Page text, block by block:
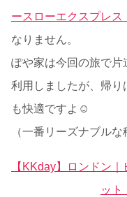
ースローエクスプレス
なりません。
ぽや家は今回の旅で片
利用しましたが、帰り
も快適ですよ☺
（一番リーズナブル
【KKday】ロンドン
ット